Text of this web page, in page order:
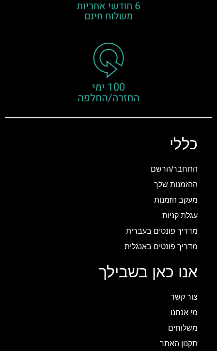
כללי
התחבר/הרשם
ההזמנות שלך
מעקב הזמנות
עגלת קניות
מדריך פונטים בעברית
מדריך פונטים באנגלית
אנו כאן בשבילך
צור קשר
מי אנחנו
משלוחים
תקנון האתר